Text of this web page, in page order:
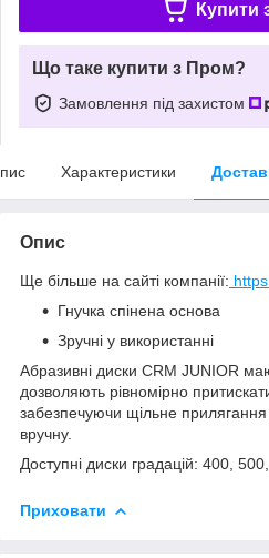
Купити
Що таке купити з Пром?
Замовлення під захистом
Характеристики
Опис
Ще більше на сайті компанії:
Гнучка спінена основа
Зручні у використанні
Абразивні диски CRM JUNIOR
дозволяють рівномірно
забезпечуючи щільне
вручну.
Доступні диски градацій: 400,
Приховати